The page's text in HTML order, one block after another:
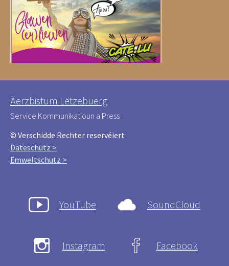
Äerzbistum Lëtzebuerg
Service Kommunikatioun a Press
© Verschidde Rechter reservéiert
Dateschutz >
Ëmweltschutz >
YouTube SoundCloud
Instagram Facebook